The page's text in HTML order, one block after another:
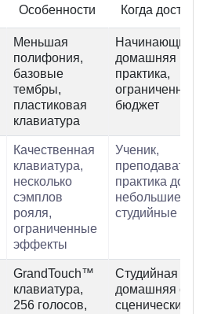
Особенности Когда
Меньшая
полифония,
базовые
тембры,
пластиковая
клавиатура
Начинающий,
домашняя
практика,
ограниченный
бюджет
Качественная
клавиатура,
несколько
сэмплов
рояля,
ограниченные
эффекты
Ученик,
практика дома
небольшие
студийные
GrandTouch™
клавиатура,
256 голосов,
Студийная
домашняя
сценические